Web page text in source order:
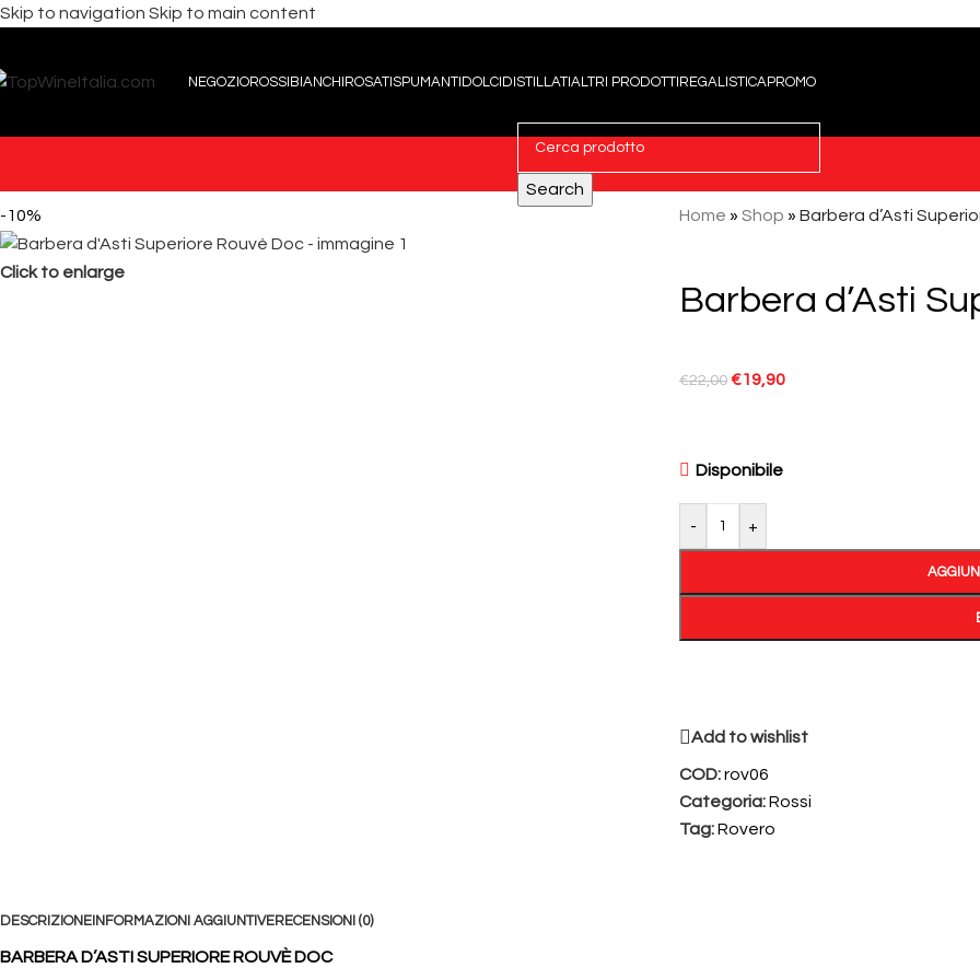
Skip to navigation Skip to main content
NEGOZIOROSSI BIANCHI ROSATI SPUMANTI DOLCI DISTILLATI ALTRI PRODOTTI REGALISTICAPROMO
Search
-10%
Click to enlarge
Home » Shop » Barbera d’Asti
Barbera d’Asti
€22,00 €19,90
Disponibile
- +
Add to wishlist
COD:rov06
Categoria:Rossi
Tag:Rovero
DESCRIZIONE INFORMAZIONI AGGIUNTIVERECENSIONI (0)
BARBERA D’ASTI SUPERIORE ROUVÈ DOC